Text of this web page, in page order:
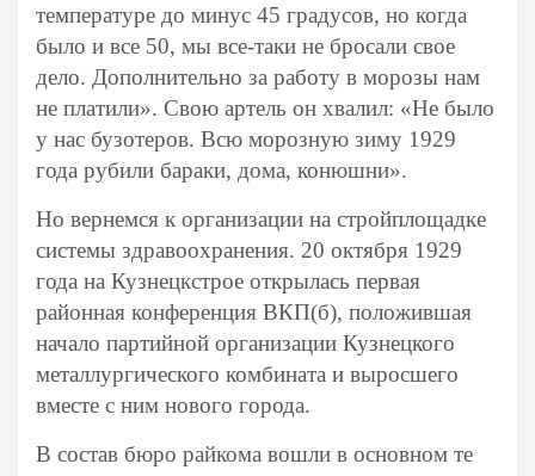
температуре до минус 45 градусов, но когда
было и все 50, мы все-таки не бросали свое
дело. Дополнительно за работу в морозы нам
не платили». Свою артель он хвалил: «Не было
у нас бузотеров. Всю морозную зиму 1929
года рубили бараки, дома, конюшни».
Но вернемся к организации на стройплощадке
системы здравоохранения. 20 октября 1929
года на Кузнецкстрое открылась первая
районная конференция ВКП(б), положившая
начало партийной организации Кузнецкого
металлургического комбината и выросшего
вместе с ним нового города.
В состав бюро райкома вошли в основном те